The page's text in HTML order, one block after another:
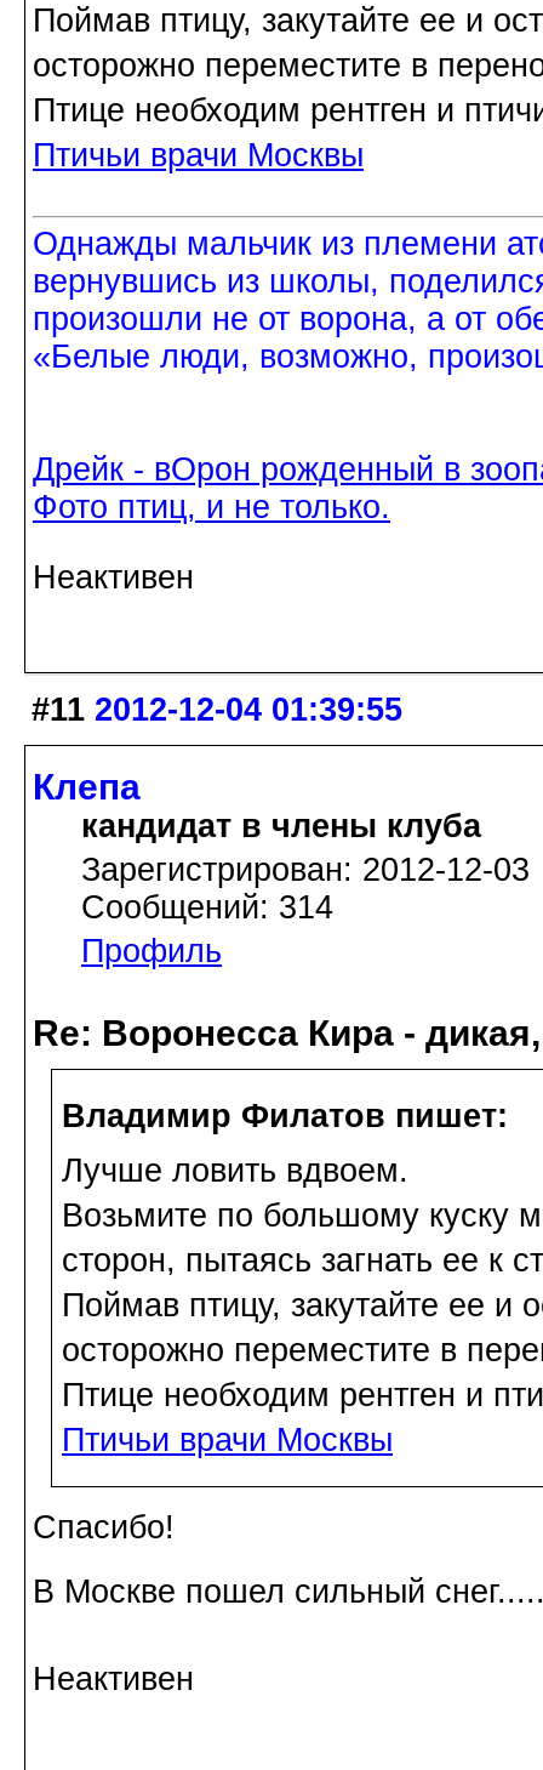
Поймав птицу, закутайте ее и
осторожно переместите в
Птице необходим рентген и
Птичьи врачи Москвы
Однажды мальчик из племени
вернувшись из школы,
произошли не от ворона, а от
«Белые люди, возможно,
Дрейк - вОрон рожденный в
Фото птиц, и не только.
Неактивен
#11 2012-12-04 01:39:55
Клепа
кандидат в члены клуба
Зарегистрирован: 2012-12-03
Сообщений: 314
Профиль
Re: Воронесса Кира -
Владимир Филатов пишет:
Лучше ловить вдвоем.
Возьмите по большому куску
сторон, пытаясь загнать ее к
Поймав птицу, закутайте ее и
осторожно переместите в
Птице необходим рентген и
Птичьи врачи Москвы
Спасибо!
В Москве пошел сильный
Неактивен